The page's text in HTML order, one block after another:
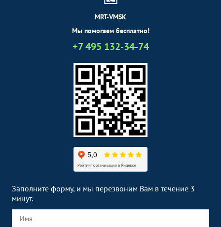
MRT-VMSK
Мы помогаем бесплатно!
+7 495 132-34-74
Заполните форму, и мы перезвоним Вам в течение 3
минут.